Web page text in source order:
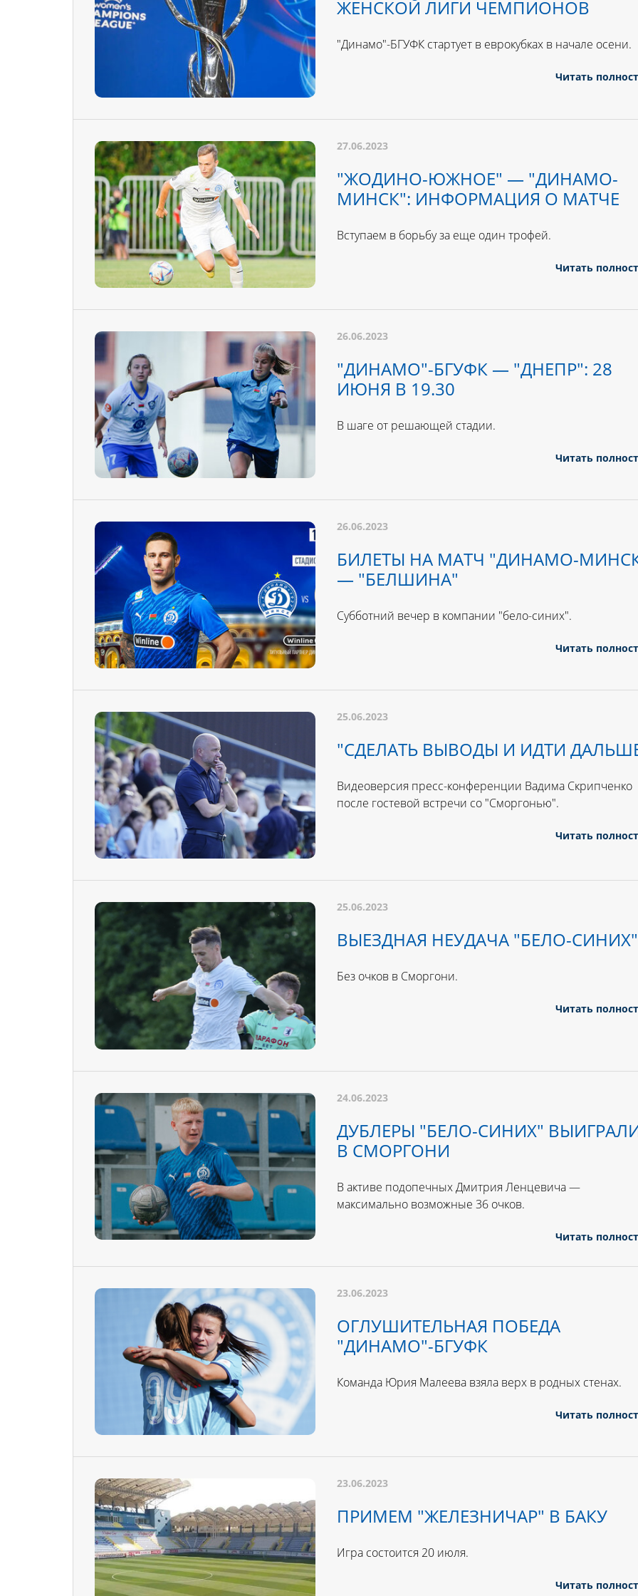
ЖЕНСКОЙ ЛИГИ ЧЕМПИОНОВ
"Динамо"-БГУФК стартует в еврокубках в начале осени.
Читать
27.06.2023
"ЖОДИНО-ЮЖНОЕ" — "ДИНАМО-
МИНСК": ИНФОРМАЦИЯ О МАТЧЕ
Вступаем в борьбу за еще один трофей.
Читать
26.06.2023
"ДИНАМО"-БГУФК — "ДНЕПР": 28
ИЮНЯ В 19.30
В шаге от решающей стадии.
Читать
26.06.2023
БИЛЕТЫ НА МАТЧ "ДИНАМО-
— "БЕЛШИНА"
Субботний вечер в компании "бело-синих".
Читать
25.06.2023
"СДЕЛАТЬ ВЫВОДЫ И ИДТИ
Видеоверсия пресс-конференции Вадима Скрипченко
после гостевой встречи со "Сморгонью".
Читать
25.06.2023
ВЫЕЗДНАЯ НЕУДАЧА "БЕЛО-СИНИХ"
Без очков в Сморгони.
Читать
24.06.2023
ДУБЛЕРЫ "БЕЛО-СИНИХ"
В СМОРГОНИ
В активе подопечных Дмитрия Ленцевича —
максимально возможные 36 очков.
Читать
23.06.2023
ОГЛУШИТЕЛЬНАЯ ПОБЕДА
"ДИНАМО"-БГУФК
Команда Юрия Малеева взяла верх в родных стенах.
Читать
23.06.2023
ПРИМЕМ "ЖЕЛЕЗНИЧАР" В БАКУ
Игра состоится 20 июля.
Читать